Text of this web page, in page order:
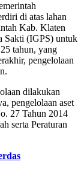
di atas lahan
Kab. Klaten
Sakti (IGPS) untuk
tahun, yang
pengelolaan
dilakukan
pengelolaan aset
27 Tahun 2014
serta Peraturan